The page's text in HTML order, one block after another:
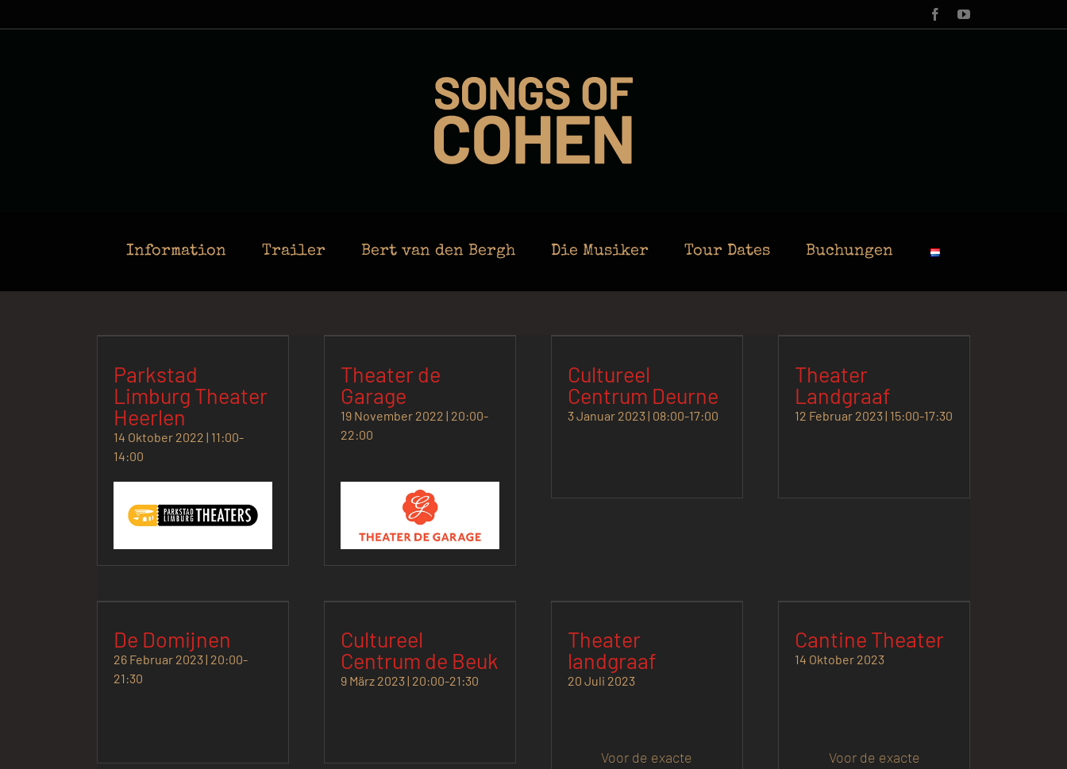
to
FacebookYouTube
Information Trailer Bert van den Bergh Die Musiker Tour Dates Buchungen
Parkstad
Limburg Theater
Heerlen
14 Oktober 2022 | 11:00-
14:00
Theater de
Garage
19 November 2022 | 20:00-
22:00
Cultureel
Centrum Deurne
3 Januar 2023 | 08:00-17:00
Theater
Landgraaf
12 Februar 2023 | 15:00-17:30
De Domijnen
26 Februar 2023 | 20:00-
21:30
Cultureel
Centrum de Beuk
9 März 2023 | 20:00-21:30
Theater
landgraaf
20 Juli 2023
Voor de exacte
Cantine Theater
14 Oktober 2023
Voor de exacte